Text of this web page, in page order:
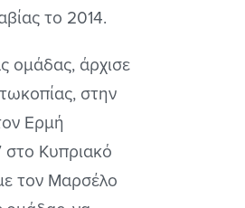
το 2014.
ομάδας, άρχισε
στην
Ερμή
στο Κυπριακό
τον Μαρσέλο